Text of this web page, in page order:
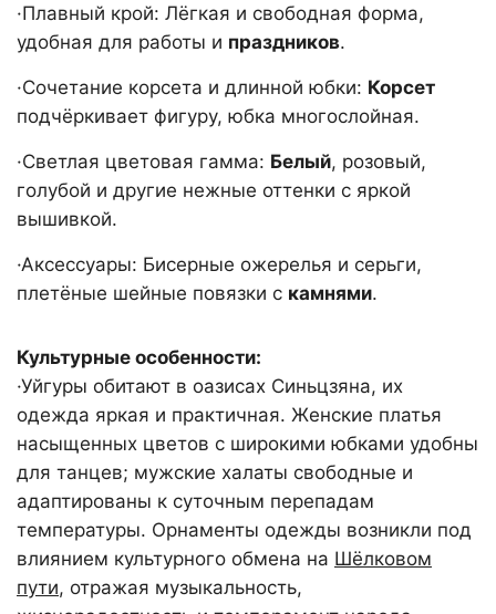
·Плавный крой: Лёгкая и свободная форма,
удобная для работы и праздников.
·Сочетание корсета и длинной юбки: Корсет
подчёркивает фигуру, юбка многослойная.
·Светлая цветовая гамма: Белый, розовый,
голубой и другие нежные оттенки с яркой
вышивкой.
·Аксессуары: Бисерные ожерелья и серьги,
плетёные шейные повязки с камнями.
Культурные особенности:
·Уйгуры обитают в оазисах Синьцзяна, их
одежда яркая и практичная. Женские платья
насыщенных цветов с широкими юбками удобны
для танцев; мужские халаты свободные и
адаптированы к суточным перепадам
температуры. Орнаменты одежды возникли под
влиянием культурного обмена на Шёлковом
пути, отражая музыкальность,